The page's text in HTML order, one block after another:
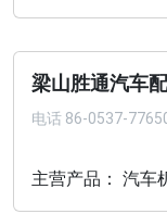
梁山胜通汽车
电话 86-0537-
主营产品： 汽车